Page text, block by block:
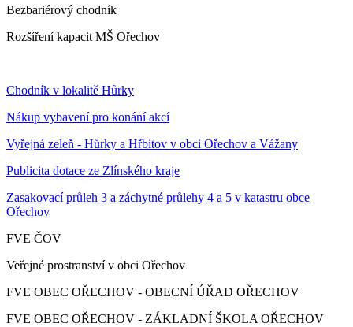
Bezbariérový chodník
Rozšíření kapacit MŠ Ořechov
Chodník v lokalitě Hůrky
Nákup vybavení pro konání akcí
Vyřejná zeleň - Hůrky a Hřbitov v obci Ořechov a Vážany
Publicita dotace ze Zlínského kraje
Zasakovací průleh 3 a záchytné průlehy 4 a 5 v katastru obce
Ořechov
FVE ČOV
Veřejné prostranství v obci Ořechov
FVE OBEC OŘECHOV - OBECNÍ ÚŘAD OŘECHOV
FVE OBEC OŘECHOV - ZÁKLADNÍ ŠKOLA OŘECHOV